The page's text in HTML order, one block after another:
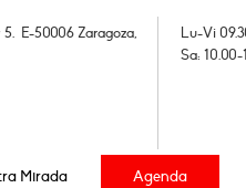
5. E-50006 Zaragoza,
Lu-Vi
Sa: 10.00-
Mirada Agenda